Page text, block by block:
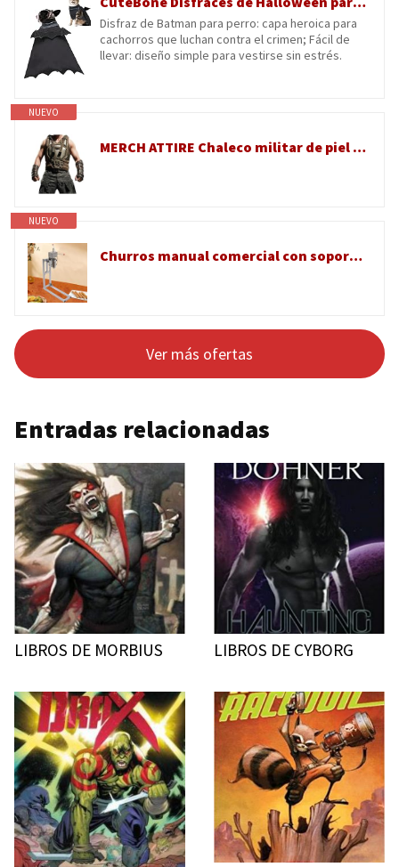
Disfraz de Batman para perro: capa heroica para
cachorros que luchan contra el crimen; Fácil de
llevar: diseño simple para vestirse sin estrés.
NUEVO
MERCH ATTIRE Chaleco militar de piel sintética para hombre, chaleco táctico de combate oscuro para cosplay, Piel sintética - Chaleco BAN3, XXS
NUEVO
Churros manual comercial con soporte en forma de L para frutas latinas y churros españoles
Ver más ofertas
Entradas relacionadas
LIBROS DE MORBIUS LIBROS DE CYBORG